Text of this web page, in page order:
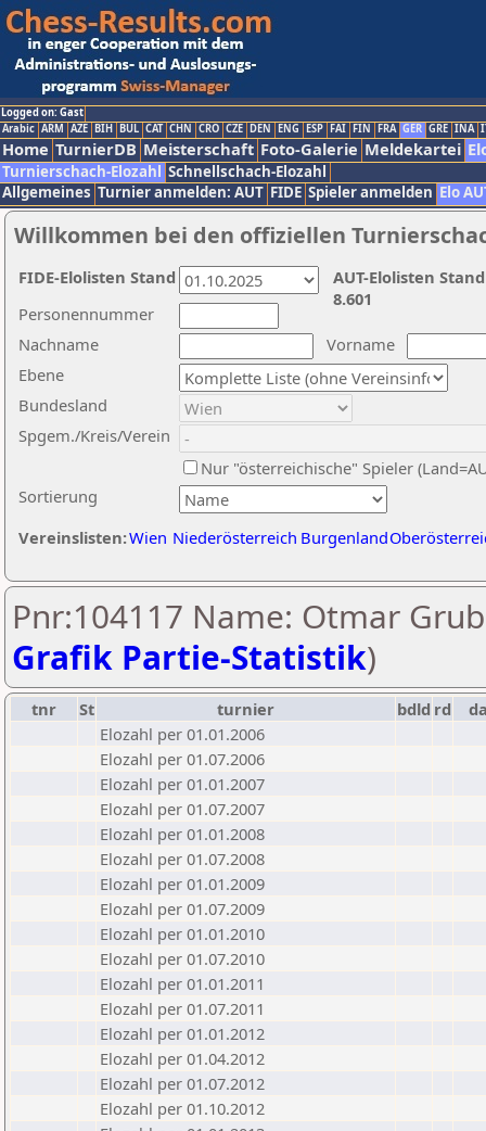
Logged on: Gast
Arabic ARM AZE BIH BUL CAT CHN CRO CZE DEN ENG ESP FAI FIN FRA GER GRE INA
Home TurnierDB Meisterschaft Foto-Galerie Meldekartei
Turnierschach-Elozahl Schnellschach-Elozahl
Allgemeines Turnier anmelden: AUT FIDE Spieler anmelden Elo
Willkommen bei den offiziellen
Nachname
Vorname
Ebene
Sortierung
Personennummer
Bundesland
Spgem./Kreis/Verein
Nur "österreichische" Spieler
Vereinslisten:Wien Niederösterreich Burgenland
AUT-Elolisten
8.601
FIDE-Elolisten Stand
Pnr:104117 Name: Otmar
Grafik Partie-Statistik)
tnr St turnier bdld rd
Elozahl per 01.01.2006
Elozahl per 01.07.2006
Elozahl per 01.01.2007
Elozahl per 01.07.2007
Elozahl per 01.01.2008
Elozahl per 01.07.2008
Elozahl per 01.01.2009
Elozahl per 01.07.2009
Elozahl per 01.01.2010
Elozahl per 01.07.2010
Elozahl per 01.01.2011
Elozahl per 01.07.2011
Elozahl per 01.01.2012
Elozahl per 01.04.2012
Elozahl per 01.07.2012
Elozahl per 01.10.2012